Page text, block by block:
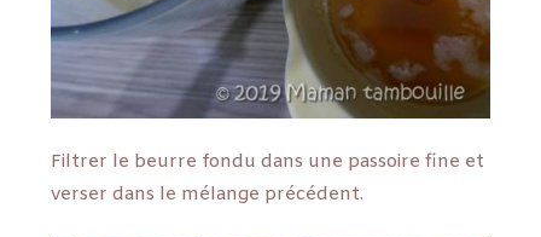
Filtrer le beurre fondu dans une passoire fine et
verser dans le mélange précédent.